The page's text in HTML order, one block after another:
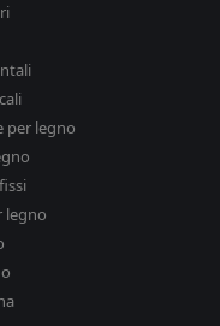
per legno
legno